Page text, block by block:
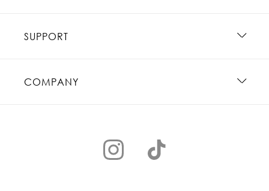
SUPPORT
COMPANY